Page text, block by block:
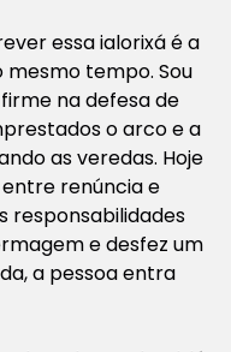
essa ialorixá é a
tempo. Sou
na defesa de
o arco e a
as veredas. Hoje
renúncia e
responsabilidades
e desfez um
a pessoa entra